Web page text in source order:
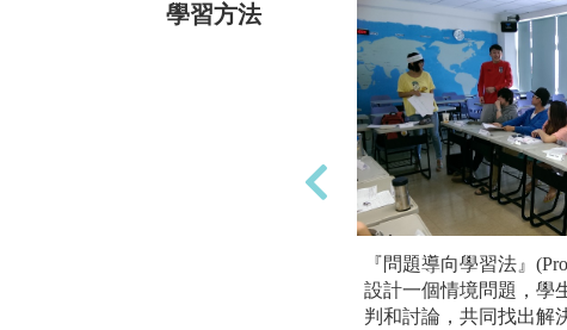
學習方法
『問題導向學習法』
設計一個情境問題，學
判和討論，共同找出解